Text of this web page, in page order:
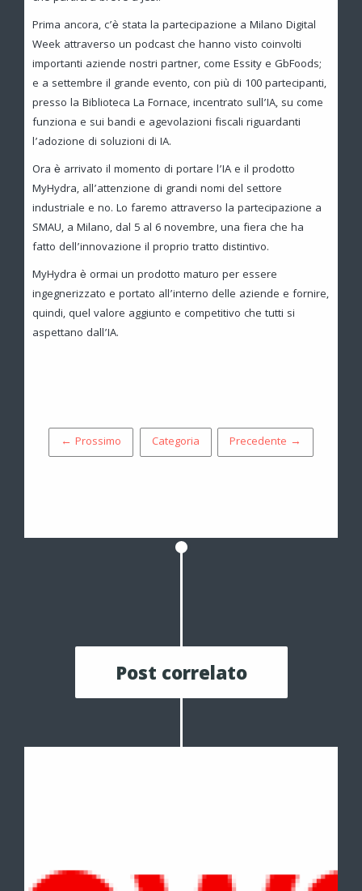
Prima ancora, c’è stata la partecipazione a Milano Digital
Week attraverso un podcast che hanno visto coinvolti
importanti aziende nostri partner, come Essity e GbFoods;
e a settembre il grande evento, con più di 100 partecipanti,
presso la Biblioteca La Fornace, incentrato sull’IA, su come
funziona e sui bandi e agevolazioni fiscali riguardanti
l’adozione di soluzioni di IA.
Ora è arrivato il momento di portare l’IA e il prodotto
MyHydra, all’attenzione di grandi nomi del settore
industriale e no. Lo faremo attraverso la partecipazione a
SMAU, a Milano, dal 5 al 6 novembre, una fiera che ha
fatto dell’innovazione il proprio tratto distintivo.
MyHydra è ormai un prodotto maturo per essere
ingegnerizzato e portato all’interno delle aziende e fornire,
quindi, quel valore aggiunto e competitivo che tutti si
aspettano dall’IA.
← Prossimo Categoria Precedente →
Post correlato